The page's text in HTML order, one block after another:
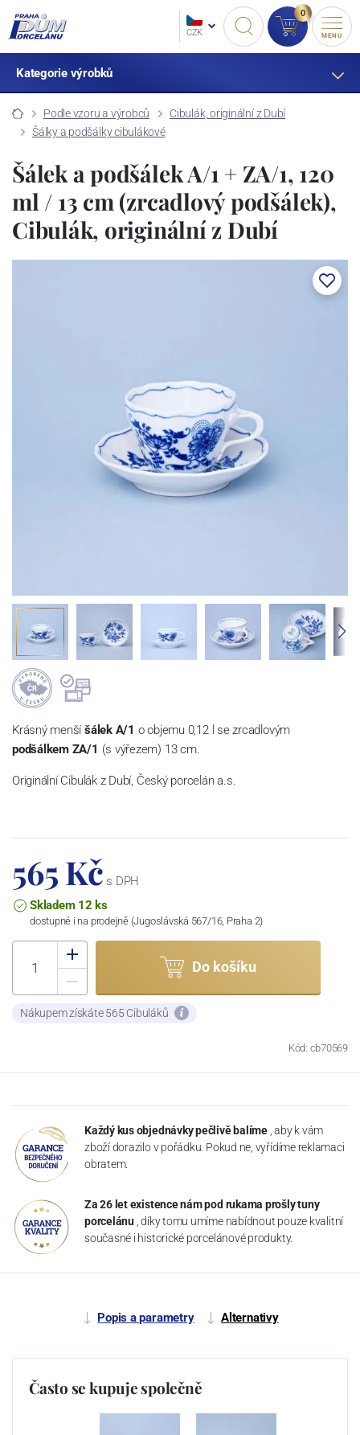
CZK
0
MENU
Kategorie výrobků
Podle vzoru a výrobců
Cibulák, originální z Dubí
Šálky a podšálky cibulákové
Šálek a podšálek A/1 + ZA/1, 120
ml / 13 cm (zrcadlový podšálek),
Cibulák, originální z Dubí
Krásný menšíšálek A/1 o objemu 0,12 l se zrcadlovým
podšálkem ZA/1 (s výřezem) 13 cm.
Originální Cibulák z Dubí, Český porcelán a.s.
565 Kč s DPH
Skladem 12 ks
dostupné i na prodejně (Jugoslávská 567/16, Praha 2)
Do košíku
Nákupem získáte 565 Cibuláků
Kód: cb70569
Každý kus objednávky pečlivě balíme , aby k vám
zboží dorazilo v pořádku. Pokud ne, vyřídíme reklamaci
obratem.
Za 26 let existence nám pod rukama prošly tuny
porcelánu , díky tomu umíme nabídnout pouze kvalitní
současné i historické porcelánové produkty.
Popis a parametry Alternativy
Často se kupuje společně